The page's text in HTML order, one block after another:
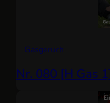
Gasgeruch
Nr. 080 [H Gas